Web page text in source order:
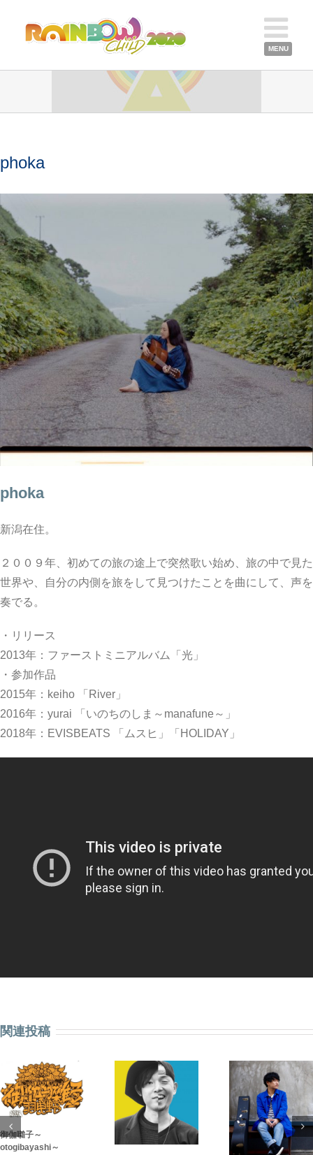
phoka
phoka
新潟在住。
２００９年、初めての旅の途上で突然歌い始め、旅の中で見た
世界や、自分の内側を旅をして見つけたことを曲にして、声を
奏でる。
・リリース
2013年：ファーストミニアルバム「光」
・参加作品
2015年：keiho 「River」
2016年：yurai 「いのちのしま～manafune～」
2018年：EVISBEATS 「ムスヒ」「HOLIDAY」
関連投稿
御伽囃子～
otogibayashi～